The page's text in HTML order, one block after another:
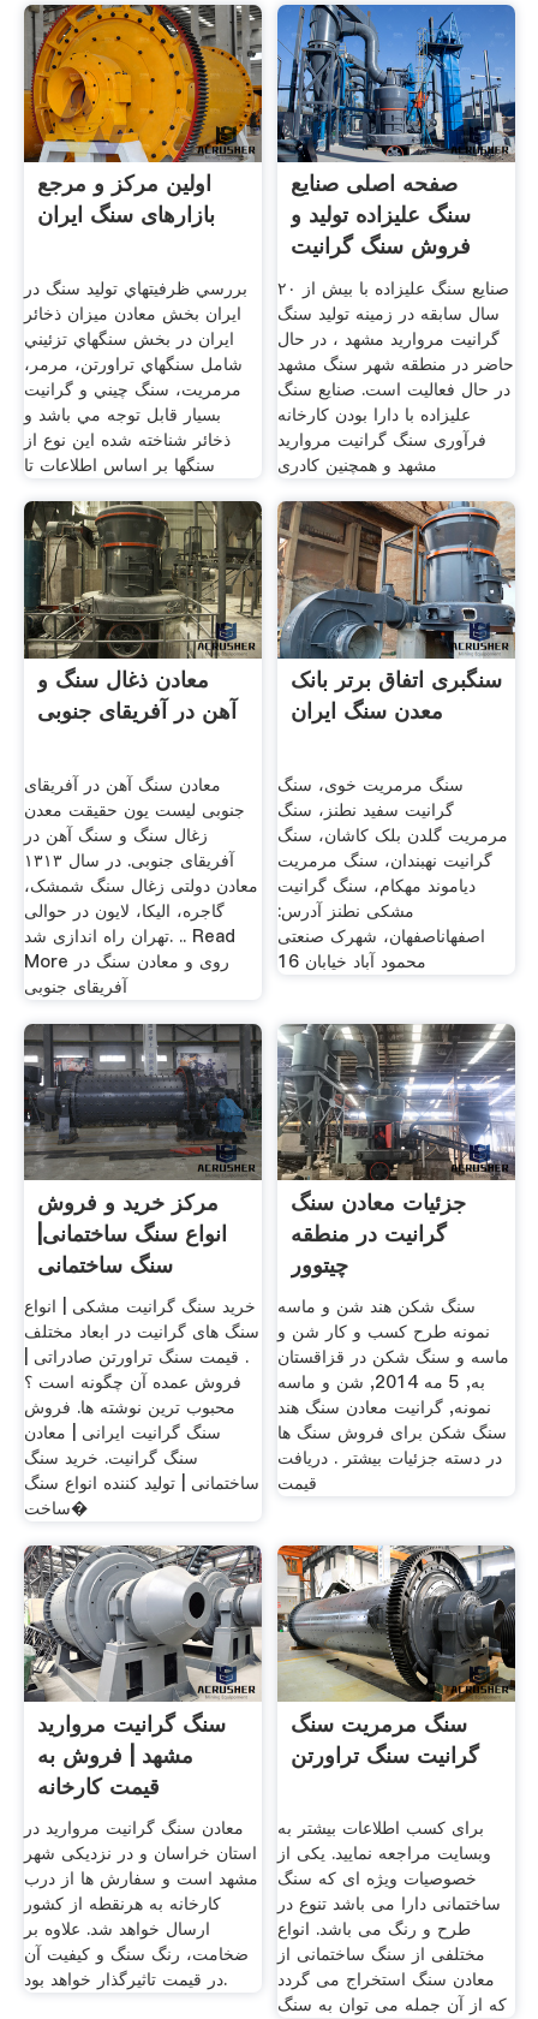
اولین مرکز و مرجع
بازارهای سنگ ایران
بررسي ظرفيتهاي توليد سنگ در
ايران بخش معادن ميزان ذخائر
ايران در بخش سنگهاي تزئيني
شامل سنگهاي تراورتن، مرمر،
مرمريت، سنگ چيني و گرانيت
بسيار قابل توجه مي باشد و
ذخائر شناخته شده اين نوع از
سنگها بر اساس اطلاعات تا
صفحه اصلی صنایع
سنگ علیزاده تولید و
فروش سنگ گرانیت
صنایع سنگ علیزاده با بیش از ۲۰
سال سابقه در زمینه تولید سنگ
گرانیت مروارید مشهد ، در حال
حاضر در منطقه شهر سنگ مشهد
در حال فعالیت است. صنایع سنگ
علیزاده با دارا بودن کارخانه
فرآوری سنگ گرانیت مروارید
مشهد و همچنین کادری
معادن ذغال سنگ و
آهن در آفریقای جنوبی
معادن سنگ آهن در آفریقای
جنوبی لیست یون حقیقت معدن
زغال سنگ و سنگ آهن در
آفریقای جنوبی. در سال ۱۳۱۳
معادن دولتی زغال سنگ شمشک،
گاجره، الیکا، لایون در حوالی
تهران راه اندازی شد. .. Read
More روی و معادن سنگ در
آفریقای جنوبی
سنگبری اتفاق برتر بانک
معدن سنگ ایران
سنگ مرمریت خوی، سنگ
گرانیت سفید نطنز، سنگ
مرمریت گلدن بلک کاشان، سنگ
گرانیت نهبندان، سنگ مرمریت
دیاموند مهکام، سنگ گرانیت
مشکی نطنز آدرس:
اصفهاناصفهان، شهرک صنعتی
محمود آباد خیابان 16
مرکز خرید و فروش
انواع سنگ ساختمانی|
سنگ ساختمانی
خرید سنگ گرانیت مشکی | انواع
سنگ های گرانیت در ابعاد مختلف
. قیمت سنگ تراورتن صادراتی |
فروش عمده آن چگونه است ؟
محبوب ترین نوشته ها. فروش
سنگ گرانیت ایرانی | معادن
سنگ گرانیت. خرید سنگ
ساختمانی | تولید کننده انواع سنگ
ساخت�
جزئیات معادن سنگ
گرانیت در منطقه
چیتوور
سنگ شکن هند شن و ماسه
نمونه طرح کسب و کار شن و
ماسه و سنگ شکن در قزاقستان
به, 5 مه 2014, شن و ماسه
نمونه, گرانیت معادن سنگ هند
سنگ شکن برای فروش سنگ ها
در دسته جزئیات بیشتر . دریافت
قیمت
سنگ گرانیت مروارید
مشهد | فروش به
قیمت کارخانه
معادن سنگ گرانیت مروارید در
استان خراسان و در نزدیکی شهر
مشهد است و سفارش ها از درب
کارخانه به هرنقطه از کشور
ارسال خواهد شد. علاوه بر
ضخامت، رنگ سنگ و کیفیت آن
در قیمت تاثیرگذار خواهد بود.
سنگ مرمریت سنگ
گرانیت سنگ تراورتن
برای کسب اطلاعات بیشتر به
وبسایت مراجعه نمایید. یکی از
خصوصیات ویژه ای که سنگ
ساختمانی دارا می باشد تنوع در
طرح و رنگ می باشد. انواع
مختلفی از سنگ ساختمانی از
معادن سنگ استخراج می گردد
که از آن جمله می توان به سنگ